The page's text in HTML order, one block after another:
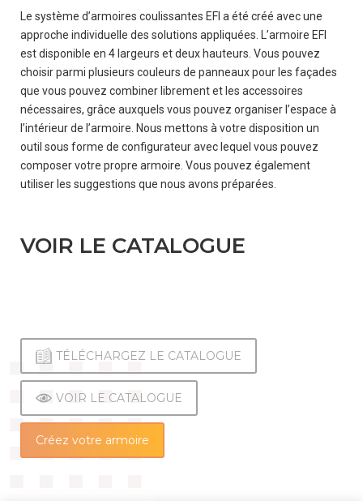
COOPÉRATION
CONTACT
ENGLISH
ALLEMAND)
FRANÇAIS
FRANÇAIS)
Le système d’armoires coulissantes EFI a été créé avec une
approche individuelle des solutions appliquées. L’armoire EFI
est disponible en 4 largeurs et deux hauteurs. Vous pouvez
choisir parmi plusieurs couleurs de panneaux pour les façades
que vous pouvez combiner librement et les accessoires
nécessaires, grâce auxquels vous pouvez organiser l’espace à
l’intérieur de l’armoire. Nous mettons à votre disposition un
outil sous forme de configurateur avec lequel vous pouvez
composer votre propre armoire. Vous pouvez également
utiliser les suggestions que nous avons préparées.
VOIR LE CATALOGUE
TÉLÉCHARGEZ LE CATALOGUE
VOIR LE CATALOGUE
Créez votre armoire